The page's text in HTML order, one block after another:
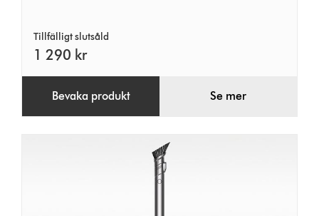
Tillfälligt slutsåld
1 290 kr
Bevaka produkt Se mer